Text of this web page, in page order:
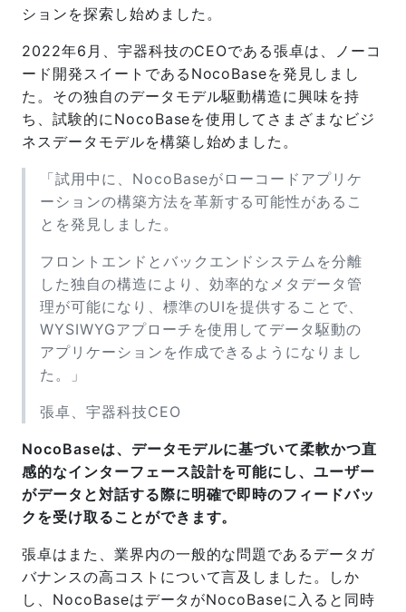
ションを探索し始めました。
2022年6月、宇器科技のCEOである張卓は、ノーコ
ード開発スイートであるNocoBaseを発見しまし
た。その独自のデータモデル駆動構造に興味を持
ち、試験的にNocoBaseを使用してさまざまなビジ
ネスデータモデルを構築し始めました。
「試用中に、NocoBaseがローコードアプリケ
ーションの構築方法を革新する可能性があるこ
とを発見しました。
フロントエンドとバックエンドシステムを分離
した独自の構造により、効率的なメタデータ管
理が可能になり、標準のUIを提供することで、
WYSIWYGアプローチを使用してデータ駆動の
アプリケーションを作成できるようになりまし
た。」
張卓、宇器科技CEO
NocoBaseは、データモデルに基づいて柔軟かつ直
感的なインターフェース設計を可能にし、ユーザー
がデータと対話する際に明確で即時のフィードバッ
クを受け取ることができます。
張卓はまた、業界内の一般的な問題であるデータガ
バナンスの高コストについて言及しました。しか
し、NocoBaseはデータがNocoBaseに入ると同時